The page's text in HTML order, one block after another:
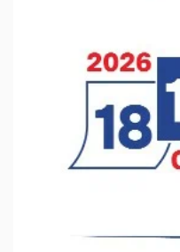
07.08.2026 12:04
В Нижегородской
07.08.2026 11:46